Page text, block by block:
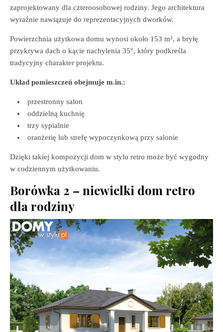
zaprojektowany dla czteroosobowej rodziny. Jego architektura
wyraźnie nawiązuje do reprezentacyjnych dworków.
Powierzchnia użytkowa domu wynosi około 153 m², a bryłę
przykrywa dach o kącie nachylenia 35°, który podkreśla
tradycyjny charakter projektu.
Układ pomieszczeń obejmuje m.in.:
przestronny salon
oddzielną kuchnię
trzy sypialnie
oranżerię lub strefę wypoczynkową przy salonie
Dzięki takiej kompozycji dom w stylu retro może być wygodny
w codziennym użytkowaniu.
Borówka 2 – niewielki dom retro
dla rodziny